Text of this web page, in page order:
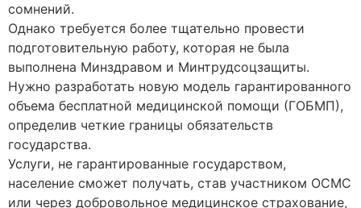
сомнений.
Однако требуется более тщательно провести
подготовительную работу, которая не была
выполнена Минздравом и Минтрудсоцзащиты.
Нужно разработать новую модель гарантированного
объема бесплатной медицинской помощи (ГОБМП),
определив четкие границы обязательств
государства.
Услуги, не гарантированные государством,
население сможет получать, став участником ОСМС
или через добровольное медицинское страхование,